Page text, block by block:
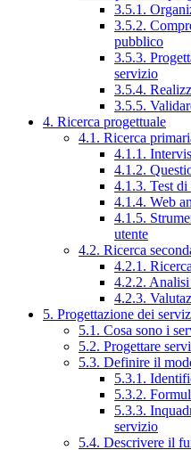
3.5.1.
3.5.2.
pubblico
3.5.3.
servizio
3.5.4.
3.5.5.
4. Ricerca progettuale
4.1. Ricerca
4.1.1.
4.1.2.
4.1.3. Test di
4.1.4. Web
4.1.5.
utente
4.2. Ricerca
4.2.1.
4.2.2.
4.2.3.
5. Progettazione dei
5.1. Cosa sono i
5.2. Progettare
5.3. Definire il
5.3.1.
5.3.2.
5.3.3.
servizio
5.4. Descrivere il